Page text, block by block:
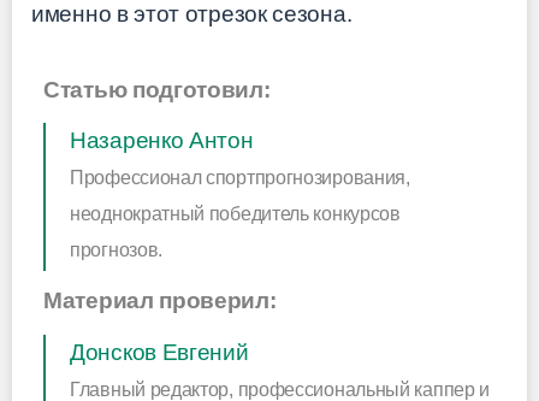
именно в этот отрезок сезона.
Статью подготовил:
Назаренко Антон
Профессионал спортпрогнозирования,
неоднократный победитель конкурсов
прогнозов.
Материал проверил:
Донсков Евгений
Главный редактор, профессиональный каппер и